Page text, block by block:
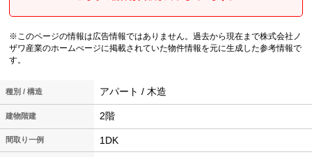
※このページの情報は広告情報ではありません。過去から現在まで株式会社ノ
ザワ産業のホームぺージに掲載されていた物件情報を元に生成した参考情報で
す。
種別 / 構造 アパート / 木造
建物階建 2階
間取り一例 1DK